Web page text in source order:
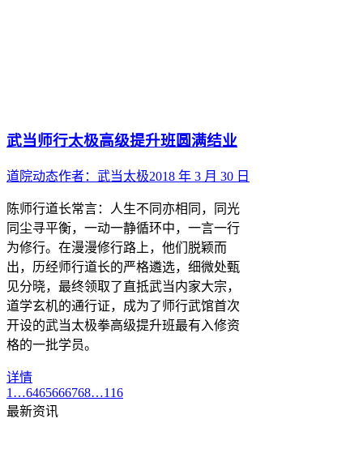
武当师行太极高级提升班圆满结业
道院动态作者： 武当太极2018 年 3 月 30 日
陈师行道长常言：人生不同亦相同，同光
同尘寻平衡，一动一静循环中，一言一行
为修行。在漫漫修行路上，他们脱颖而
出，历经师行道长的严格遴选，细微处甄
见分晓，最终领取了直抵武当内家大宗，
道学玄机的通行证，成为了师行武馆首次
开设的武当太极拳高级提升班最有入修资
格的一批学员。
详情
1 …6465666768…116
最新资讯